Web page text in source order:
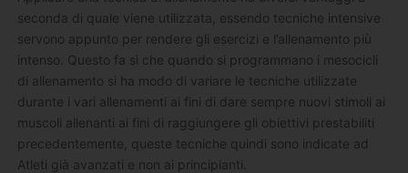
seconda di quale viene utilizzata, essendo tecniche intensive
servono appunto per rendere gli esercizi e l’allenamento più
intenso. Questo fa sì che quando si programmano i mesocicli
di allenamento si ha modo di variare le tecniche utilizzate
durante i vari allenamenti ai fini di dare sempre nuovi stimoli ai
muscoli allenanti ai fini di raggiungere gli obiettivi prestabiliti
precedentemente, queste tecniche quindi sono indicate ad
Atleti già avanzati e non ai principianti.